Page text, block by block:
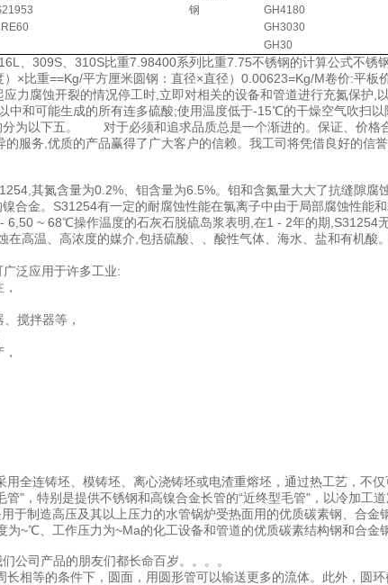
钢
GH4180
GH3030
GH30
309S、310S比重7.98400系列比重7.75不锈钢的计算公式不锈
×比重==Kg/平方厘米圆钢：直径×直径）0.00623=Kg/M卷价:平板
腐蚀开裂的情况停工时,立即对相关的设备和管道进行充氮保护,
中和可能生成的所有连多硫酸;使用温度低于-15℃的干燥空气吹扫
分为以下五。 对于必须和追求品质总是一个渐进的。保证、价格
服务,优质的产品赢得了广大客户的信赖。我工司将凭借良好的信
其氮含量为0.2%、钼含量为6.5%。钼和含氮量大大了抗缝隙腐
合金。S31254有一定的耐腐蚀性能在氯离子中由于局部腐蚀性能
~ 68℃操作温度的石灰石脱硫岛浆表明,在1 - 2年的期,S31254无
在高温、高浓度的媒介,包括硫酸、、酸性气体、海水、盐和有机酸
泛应用于许多工业:
搅拌器等，
连铸坯、模铸坯、离心浇铸坯或电渣重熔坯，通过热工艺，不仅
"，特别是提供不锈钢和高镍合金长管的“近终型毛管"，以冷加工道
制造高压及其以上压力的水管锅炉受热面用的优质碳素钢、合金
~℃、工作压力为~Ma的化工设备和管道的优质碳素结构钢和合金
公司产品的朋友们都长命百岁。。。。
等的条件下，圆面，用圆形管可以输送更多的流体。此外，圆环